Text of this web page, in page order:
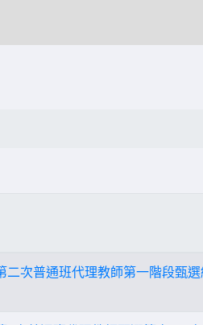
次普通班代理教師第一階段甄